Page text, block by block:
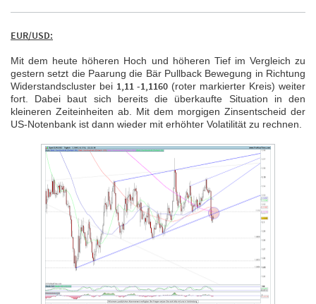
EUR/USD:
Mit dem heute höheren Hoch und höheren Tief im Vergleich zu
gestern setzt die Paarung die Bär Pullback Bewegung in Richtung
Widerstandscluster bei 1,11 -1,1160 (roter markierter Kreis) weiter
fort. Dabei baut sich bereits die überkaufte Situation in den
kleineren Zeiteinheiten ab. Mit dem morgigen Zinsentscheid der
US-Notenbank ist dann wieder mit erhöhter Volatilität zu rechnen.
Ich bin neu, und jetzt?
Das Formationstrader Programm bietet unterschiedliche User-Pakete. Bitte
unserem Online-Shop das passende Angebot.